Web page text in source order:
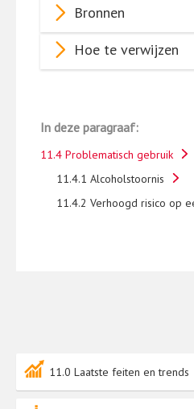
11.0 Laatste feiten en trends
Bronnen
Hoe te verwijzen
In deze paragraaf:
11.4 Problematisch gebruik
11.4.1 Alcoholstoornis
11.4.2 Verhoogd risico op